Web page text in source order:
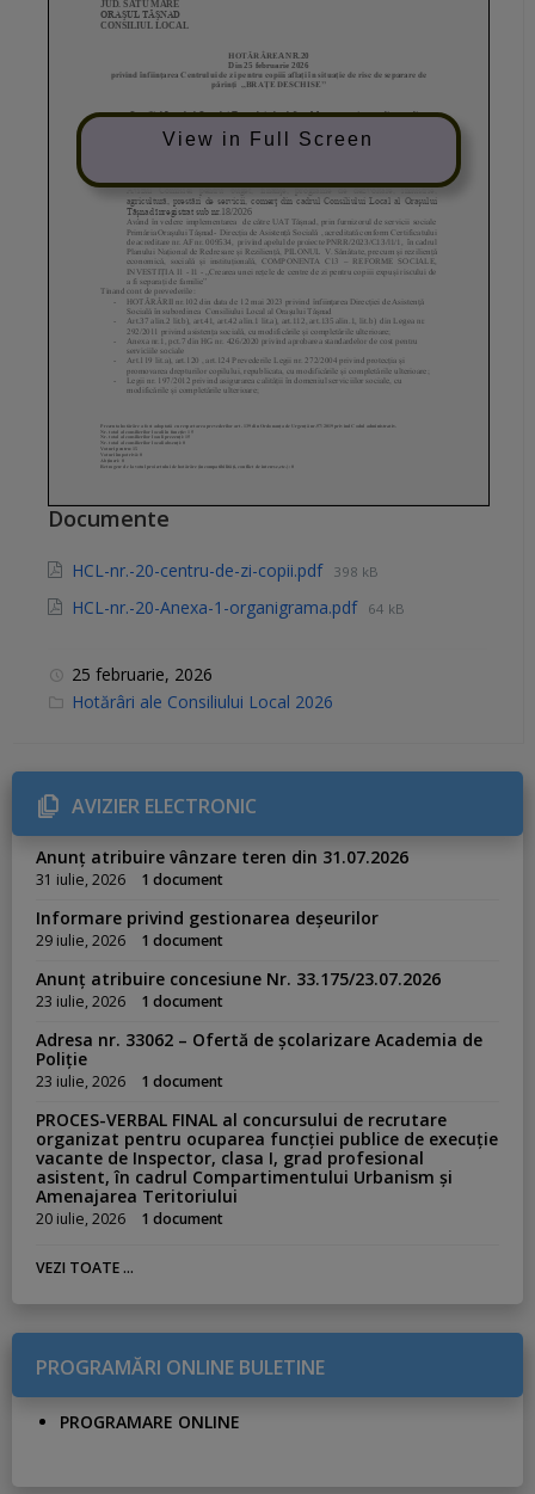
View in Full Screen
Documente
HCL-nr.-20-centru-de-zi-copii.pdf 398 kB
HCL-nr.-20-Anexa-1-organigrama.pdf 64 kB
25 februarie, 2026
C
r
i
e
s
Hotărâri ale Consiliului Local 2026
AVIZIER ELECTRONIC
Anunț atribuire vânzare teren din 31.07.2026
31 iulie, 2026 1 document
Informare privind gestionarea deșeurilor
29 iulie, 2026 1 document
Anunț atribuire concesiune Nr. 33.175/23.07.2026
23 iulie, 2026 1 document
Adresa nr. 33062 – Ofertă de școlarizare Academia de
Poliție
23 iulie, 2026 1 document
PROCES-VERBAL FINAL al concursului de recrutare
organizat pentru ocuparea funcției publice de execuție
vacante de Inspector, clasa I, grad profesional
asistent, în cadrul Compartimentului Urbanism și
Amenajarea Teritoriului
20 iulie, 2026 1 document
VEZI TOATE ...
PROGRAMĂRI ONLINE BULETINE
PROGRAMARE ONLINE